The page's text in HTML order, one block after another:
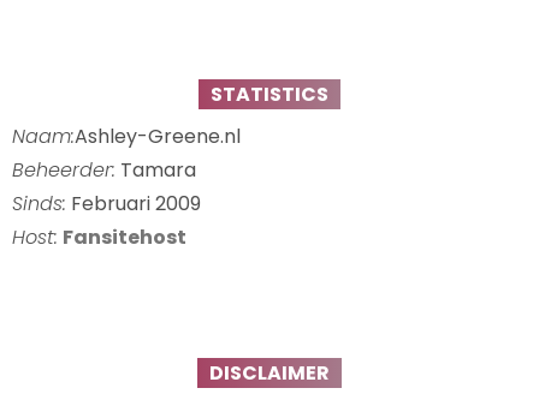
STATISTICS
Naam:Ashley-Greene.nl
Beheerder: Tamara
Sinds: Februari 2009
Host: Fansitehost
DISCLAIMER